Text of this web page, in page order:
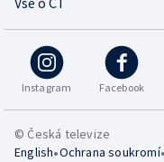
Instagram Facebook
© Česká televize
English•Ochrana soukromí